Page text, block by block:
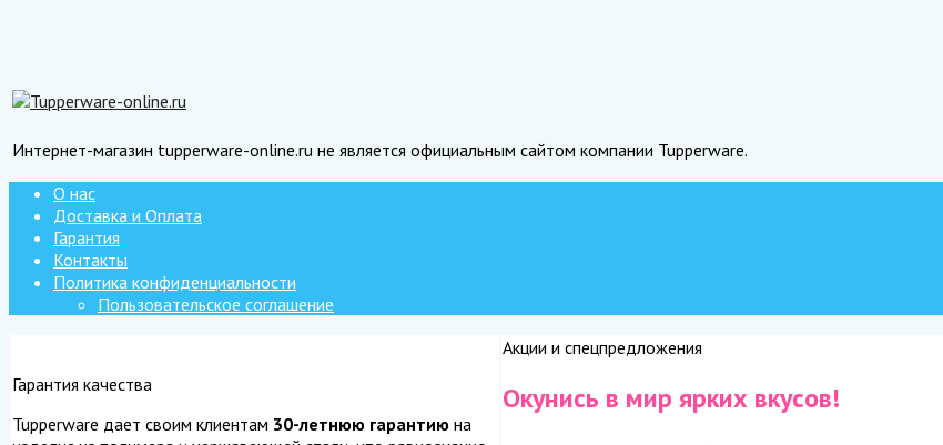
Интернет-магазин tupperware-online.ru не является официальным сайтом компании Tupperware.
О нас
Доставка и Оплата
Гарантия
Контакты
Политика конфиденциальности
Пользовательское соглашение
Гарантия качества
Tupperware дает своим клиентам 30-летнюю гарантию на
Акции и спецпредложения
Окунись в мир ярких вкусов!